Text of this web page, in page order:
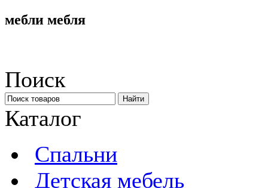
мебли мебля
Поиск
Каталог
Спальни
Детская мебель